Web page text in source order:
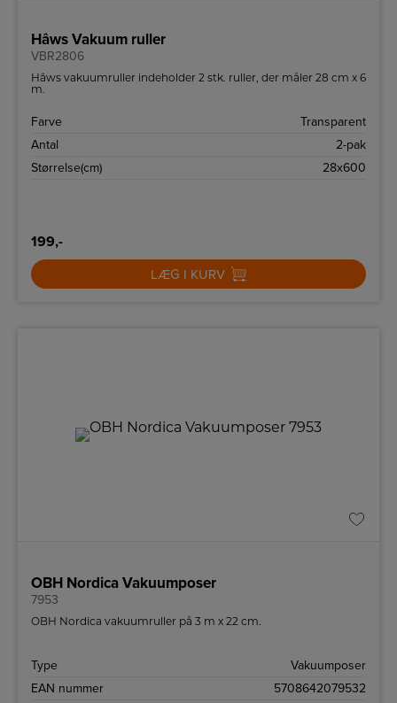
Hâws Vakuum ruller
VBR2806
Hâws vakuumruller indeholder 2 stk. ruller, der måler 28 cm x 6
m.
Farve
Transparent
Antal
2-pak
Størrelse(cm)
28x600
199,-
LÆG I KURV
OBH Nordica Vakuumposer
7953
OBH Nordica vakuumruller på 3 m x 22 cm.
Type
Vakuumposer
EAN nummer
5708642079532